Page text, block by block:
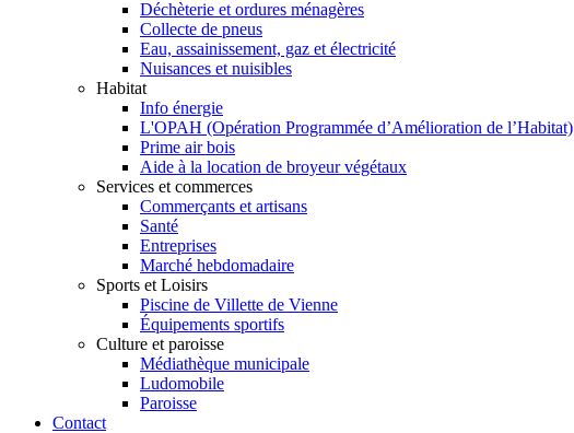
Déchèterie et ordures ménagères
Collecte de pneus
Eau, assainissement, gaz et électricité
Nuisances et nuisibles
Habitat
Info énergie
L'OPAH (Opération Programmée d’Amélioration de l’Habitat)
Prime air bois
Aide à la location de broyeur végétaux
Services et commerces
Commerçants et artisans
Santé
Entreprises
Marché hebdomadaire
Sports et Loisirs
Piscine de Villette de Vienne
Équipements sportifs
Culture et paroisse
Médiathèque municipale
Ludomobile
Paroisse
Contact